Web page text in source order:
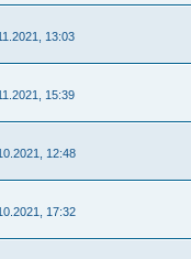
13:03
15:39
12:48
17:32